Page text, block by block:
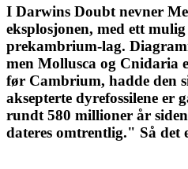
I Darwins Doubt nevner
eksplosjonen, med ett
prekambrium-lag.
men Mollusca og Cnidaria
før Cambrium, hadde den
aksepterte dyrefossilene er
rundt 580 millioner år
dateres omtrentlig." Så det